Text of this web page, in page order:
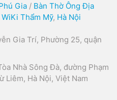
Gia / Bàn Thờ Ông Địa
WiKi Thẩm Mỹ, Hà Nội
Gia Trí, Phường 25, quận
Nhà Sông Đà, đường Phạm
Liêm, Hà Nội, Việt Nam